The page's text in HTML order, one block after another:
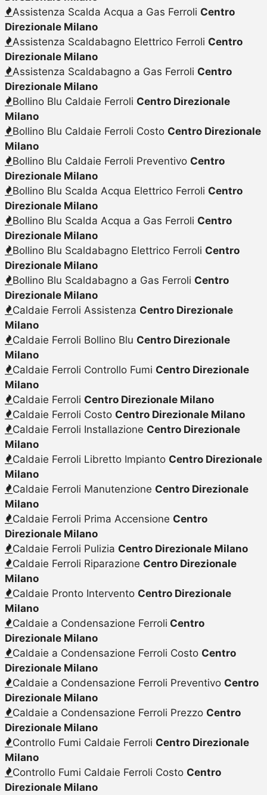
Assistenza Scalda Acqua a Gas Ferroli Centro
Direzionale Milano
Assistenza Scaldabagno Elettrico Ferroli Centro
Direzionale Milano
Assistenza Scaldabagno a Gas Ferroli Centro
Direzionale Milano
Bollino Blu Caldaie Ferroli Centro Direzionale
Milano
Bollino Blu Caldaie Ferroli Costo Centro Direzionale
Milano
Bollino Blu Caldaie Ferroli Preventivo Centro
Direzionale Milano
Bollino Blu Scalda Acqua Elettrico Ferroli Centro
Direzionale Milano
Bollino Blu Scalda Acqua a Gas Ferroli Centro
Direzionale Milano
Bollino Blu Scaldabagno Elettrico Ferroli Centro
Direzionale Milano
Bollino Blu Scaldabagno a Gas Ferroli Centro
Direzionale Milano
Caldaie Ferroli Assistenza Centro Direzionale
Milano
Caldaie Ferroli Bollino Blu Centro Direzionale
Milano
Caldaie Ferroli Controllo Fumi Centro Direzionale
Milano
Caldaie Ferroli Centro Direzionale Milano
Caldaie Ferroli Costo Centro Direzionale Milano
Caldaie Ferroli Installazione Centro Direzionale
Milano
Caldaie Ferroli Libretto Impianto Centro Direzionale
Milano
Caldaie Ferroli Manutenzione Centro Direzionale
Milano
Caldaie Ferroli Prima Accensione Centro
Direzionale Milano
Caldaie Ferroli Pulizia Centro Direzionale Milano
Caldaie Ferroli Riparazione Centro Direzionale
Milano
Caldaie Pronto Intervento Centro Direzionale
Milano
Caldaie a Condensazione Ferroli Centro
Direzionale Milano
Caldaie a Condensazione Ferroli Costo Centro
Direzionale Milano
Caldaie a Condensazione Ferroli Preventivo Centro
Direzionale Milano
Caldaie a Condensazione Ferroli Prezzo Centro
Direzionale Milano
Controllo Fumi Caldaie Ferroli Centro Direzionale
Milano
Controllo Fumi Caldaie Ferroli Costo Centro
Direzionale Milano